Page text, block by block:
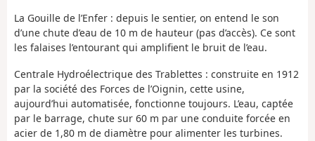
La Gouille de l’Enfer : depuis le sentier, on entend le son
d’une chute d’eau de 10 m de hauteur (pas d’accès). Ce sont
les falaises l’entourant qui amplifient le bruit de l’eau.
Centrale Hydroélectrique des Trablettes : construite en 1912
par la société des Forces de l’Oignin, cette usine,
aujourd’hui automatisée, fonctionne toujours. L’eau, captée
par le barrage, chute sur 60 m par une conduite forcée en
acier de 1,80 m de diamètre pour alimenter les turbines.